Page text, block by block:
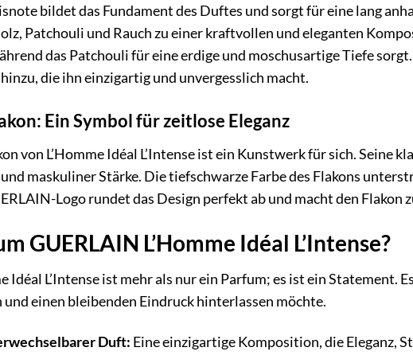
bildet das Fundament des Duftes und sorgt für eine lang
Patchouli und Rauch zu einer kraftvollen und eleganten
das Patchouli für eine erdige und moschusartige Tiefe
die ihn einzigartig und unvergesslich macht.
Ein Symbol für zeitlose Eleganz
von L’Homme Idéal L’Intense ist ein Kunstwerk für sich. Seine
und maskuliner Stärke. Die tiefschwarze Farbe des Flakons
Logo rundet das Design perfekt ab und macht den Flakon
GUERLAIN L’Homme Idéal L’Intense?
Idéal L’Intense ist mehr als nur ein Parfum; es ist ein
und einen bleibenden Eindruck hinterlassen möchte.
Duft: Eine einzigartige Komposition, die Eleganz,